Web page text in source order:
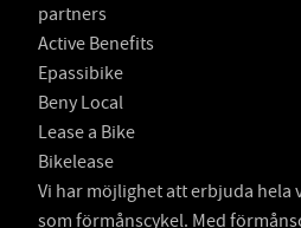
partners
Active Benefits
Epassibike
Beny Local
Lease a Bike
Bikelease
Vi har möjlighet att erbjuda hela
som förmånscykel. Med